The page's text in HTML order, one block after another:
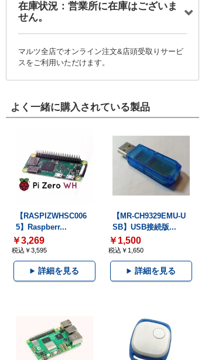
在庫状況：営業所に在庫はございま
せん。
マルツ全店でオンライン注文&店頭受取りサービ
スをご利用いただけます。
よく一緒に購入されている製品
【RASPIZWHSC006
5】Raspberr...
￥3,269
税込￥3,595
詳細を見る
【MR-CH9329EMU-U
SB】USB接続版...
￥1,500
税込￥1,650
詳細を見る